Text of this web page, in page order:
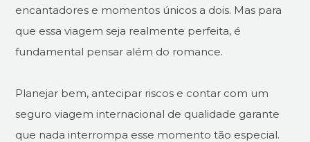
encantadores e momentos únicos a dois. Mas para
que essa viagem seja realmente perfeita, é
fundamental pensar além do romance.
Planejar bem, antecipar riscos e contar com um
seguro viagem internacional de qualidade garante
que nada interrompa esse momento tão especial.